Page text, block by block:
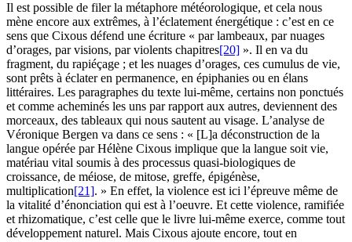
Il est possible de filer la métaphore météorologique, et cela nous
mène encore aux extrêmes, à l’éclatement énergétique : c’est en ce
sens que Cixous défend une écriture « par lambeaux, par nuages
d’orages, par visions, par violents chapitres[20] ». Il en va du
fragment, du rapiéçage ; et les nuages d’orages, ces cumulus de vie,
sont prêts à éclater en permanence, en épiphanies ou en élans
littéraires. Les paragraphes du texte lui-même, certains non ponctués
et comme acheminés les uns par rapport aux autres, deviennent des
morceaux, des tableaux qui nous sautent au visage. L’analyse de
Véronique Bergen va dans ce sens : « [L]a déconstruction de la
langue opérée par Hélène Cixous implique que la langue soit vie,
matériau vital soumis à des processus quasi-biologiques de
croissance, de méiose, de mitose, greffe, épigénèse,
multiplication[21]. » En effet, la violence est ici l’épreuve même de
la vitalité d’énonciation qui est à l’oeuvre. Et cette violence, ramifiée
et rhizomatique, c’est celle que le livre lui-même exerce, comme tout
développement naturel. Mais Cixous ajoute encore, tout en